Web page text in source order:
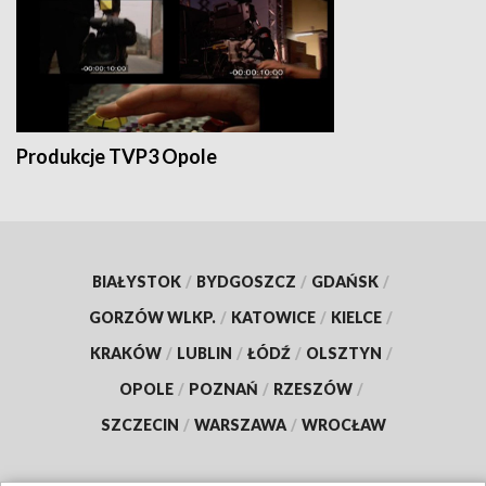
Produkcje TVP3 Opole
BIAŁYSTOK / BYDGOSZCZ / GDAŃSK /
GORZÓW WLKP. / KATOWICE / KIELCE /
KRAKÓW / LUBLIN / ŁÓDŹ / OLSZTYN /
OPOLE / POZNAŃ / RZESZÓW /
SZCZECIN / WARSZAWA / WROCŁAW